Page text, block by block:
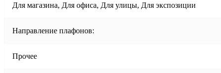
Для магазина, Для офиса, Для улицы, Для экспозиции
Направление плафонов:
Прочее